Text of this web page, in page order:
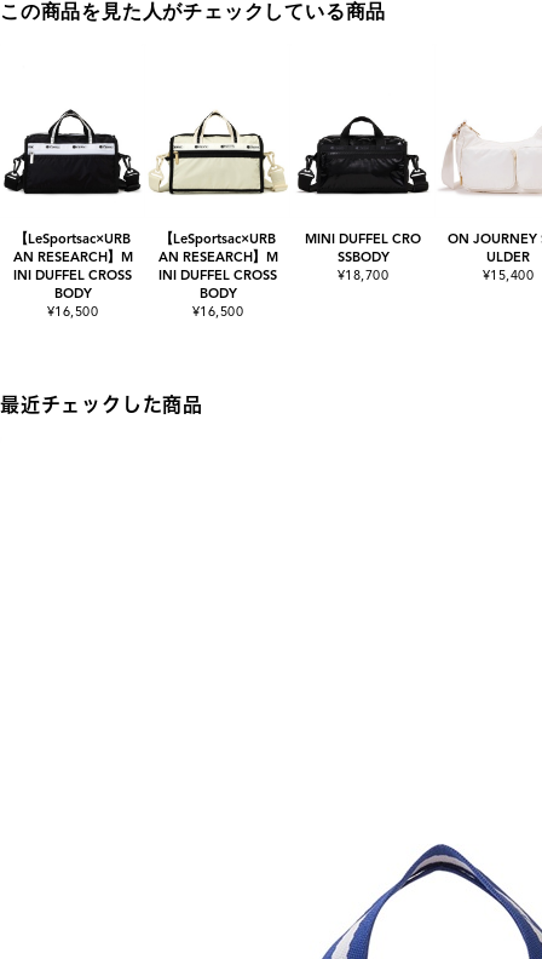
この商品を見た人がチェックしている商品
【LeSportsac×URB
AN RESEARCH】M
INI DUFFEL CROSS
BODY
¥16,500
【LeSportsac×URB
AN RESEARCH】M
INI DUFFEL CROSS
BODY
¥16,500
MINI DUFFEL CRO
SSBODY
¥18,700
ON JOURNEY
ULDER
¥15,400
最近チェックした商品